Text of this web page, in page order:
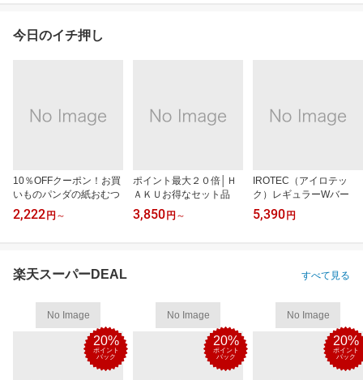
今日のイチ押し
10％OFFクーポン！お買
いものパンダの紙おむつ
2,222 円 ～
ポイント最大２０倍│Ｈ
ＡＫＵお得なセット品
3,850 円 ～
IROTEC（アイロテッ
ク）レギュラーWバー
5,390 円
楽天スーパーDEAL すべて見る
No Image
20%
ポイント
バック
No Image
20%
ポイント
バック
No Image
20%
ポイント
バック